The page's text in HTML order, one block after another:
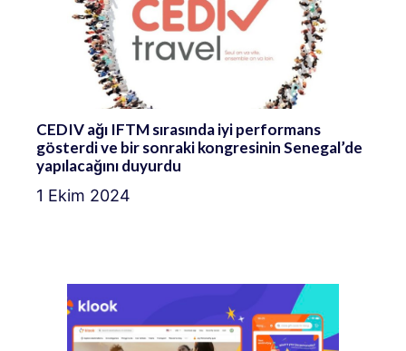
CEDIV ağı IFTM sırasında iyi performans
gösterdi ve bir sonraki kongresinin Senegal’de
yapılacağını duyurdu
1 Ekim 2024